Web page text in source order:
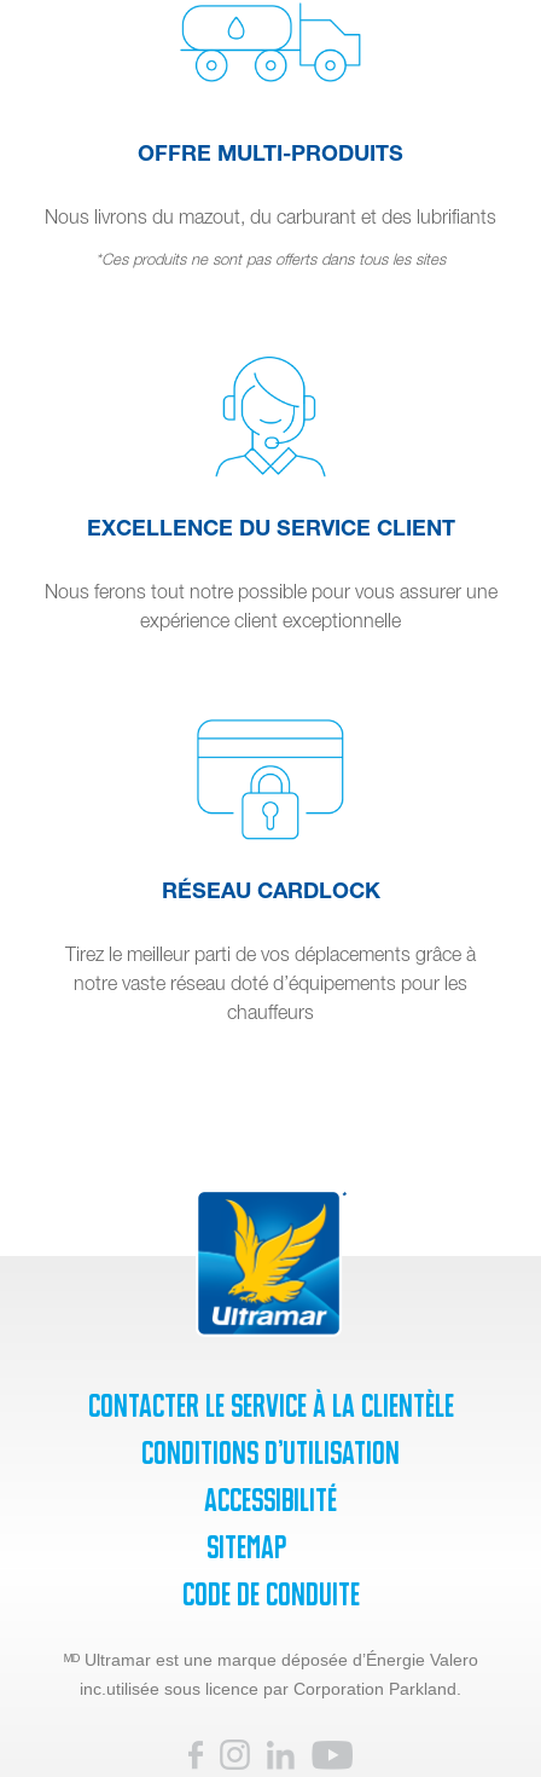
OFFRE MULTI-PRODUITS
Nous livrons du mazout, du carburant et des lubrifiants
*Ces produits ne sont pas offerts dans tous les sites
EXCELLENCE DU SERVICE CLIENT
Nous ferons tout notre possible pour vous assurer une
expérience client exceptionnelle
RÉSEAU CARDLOCK
Tirez le meilleur parti de vos déplacements grâce à
notre vaste réseau doté d’équipements pour les
chauffeurs
Contacter le service à la clientèle
Conditions d’utilisation
Accessibilité
SiteMap
Code de Conduite
ᴹᴰ Ultramar est une marque déposée d’Énergie Valero
inc. utilisée sous licence par Corporation Parkland.